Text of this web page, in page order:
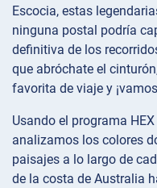
Escocia, estas
ninguna postal podría
definitiva de los
que abróchate el
favorita de viaje y
Usando el programa
analizamos los colores
paisajes a lo largo de
de la costa de Australia